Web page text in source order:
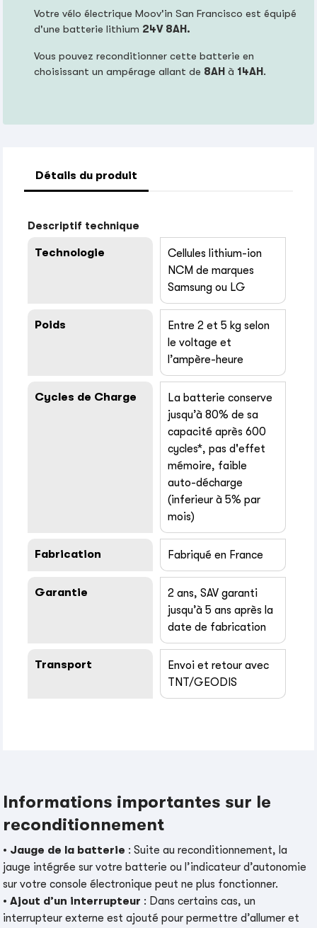
Votre vélo électrique Moov'in San Francisco est équipé
d'une batterie lithium 24V 8AH.
Vous pouvez reconditionner cette batterie en
choisissant un ampérage allant de 8AH à 14AH.
Détails du produit
Descriptif technique
Technologie
Cellules lithium-ion
NCM de marques
Samsung ou LG
Poids
Entre 2 et 5 kg selon
le voltage et
l’ampère-heure
Cycles de Charge
La batterie conserve
jusqu’à 80% de sa
capacité après 600
cycles*, pas d'effet
mémoire, faible
auto-décharge
(inferieur à 5% par
mois)
Fabrication Fabriqué en France
Garantie
2 ans, SAV garanti
jusqu’à 5 ans après la
date de fabrication
Transport
Envoi et retour avec
TNT/GEODIS
Informations importantes sur le
reconditionnement
• Jauge de la batterie : Suite au reconditionnement, la
jauge intégrée sur votre batterie ou l’indicateur d’autonomie
sur votre console électronique peut ne plus fonctionner.
•Ajout d’un interrupteur : Dans certains cas, un
interrupteur externe est ajouté pour permettre d’allumer et